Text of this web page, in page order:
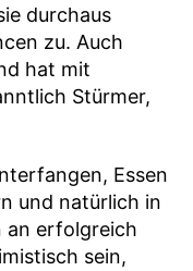
durchaus
zu. Auch
hat mit
Stürmer,
Essen
und natürlich in
an erfolgreich
sein,